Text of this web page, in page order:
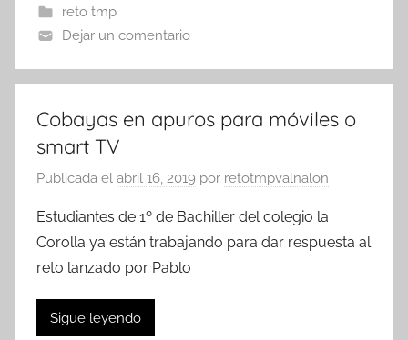
reto tmp
Dejar un comentario
Cobayas en apuros para móviles o
smart TV
Publicada el abril 16, 2019 por retotmpvalnalon
Estudiantes de 1º de Bachiller del colegio la
Corolla ya están trabajando para dar respuesta al
reto lanzado por Pablo
Sigue leyendo